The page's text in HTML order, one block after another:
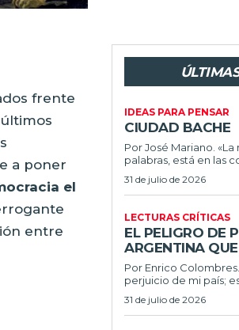
frente
a poner
el
entre
IDEAS PARA PENSAR
CIUDAD BACHE
Por José Mariano.
palabras, está en las
31 de julio de 2026
LECTURAS CRÍTICAS
EL PELIGRO DE
ARGENTINA
Por Enrico Colombres. “No quiero favores en
perjuicio de mi país;
31 de julio de 2026